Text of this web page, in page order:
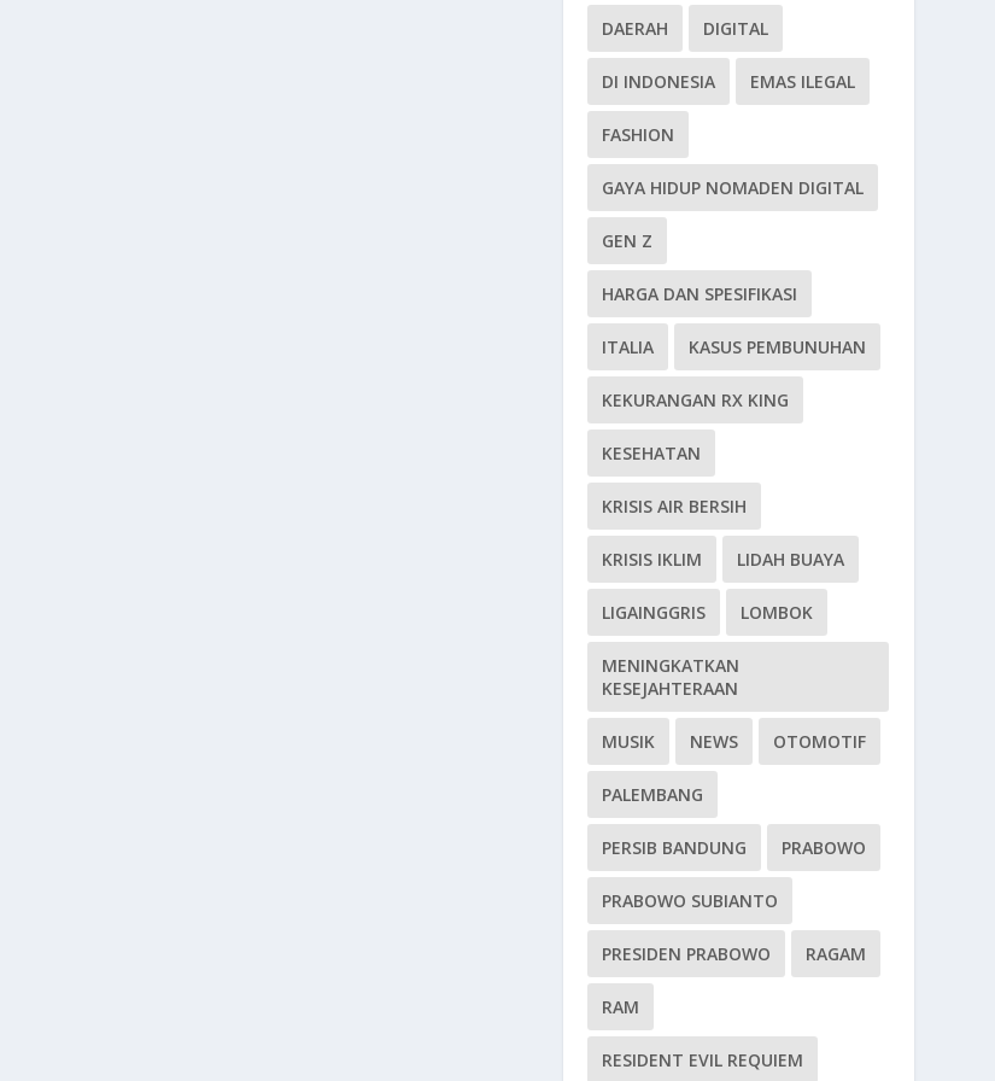
DAERAH DIGITAL
DI INDONESIA EMAS ILEGAL
FASHION
GAYA HIDUP NOMADEN DIGITAL
GEN Z
HARGA DAN SPESIFIKASI
ITALIA KASUS PEMBUNUHAN
KEKURANGAN RX KING
KESEHATAN
KRISIS AIR BERSIH
KRISIS IKLIM LIDAH BUAYA
LIGAINGGRIS LOMBOK
MENINGKATKAN
KESEJAHTERAAN
MUSIK NEWS OTOMOTIF
PALEMBANG
PERSIB BANDUNG PRABOWO
PRABOWO SUBIANTO
PRESIDEN PRABOWO RAGAM
RAM
RESIDENT EVIL REQUIEM